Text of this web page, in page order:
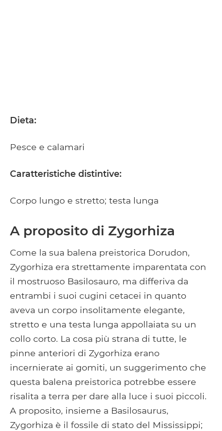
Dieta:
Pesce e calamari
Caratteristiche distintive:
Corpo lungo e stretto; testa lunga
A proposito di Zygorhiza
Come la sua balena preistorica Dorudon,
Zygorhiza era strettamente imparentata con
il mostruoso Basilosauro, ma differiva da
entrambi i suoi cugini cetacei in quanto
aveva un corpo insolitamente elegante,
stretto e una testa lunga appollaiata su un
collo corto. La cosa più strana di tutte, le
pinne anteriori di Zygorhiza erano
incernierate ai gomiti, un suggerimento che
questa balena preistorica potrebbe essere
risalita a terra per dare alla luce i suoi piccoli.
A proposito, insieme a Basilosaurus,
Zygorhiza è il fossile di stato del Mississippi;